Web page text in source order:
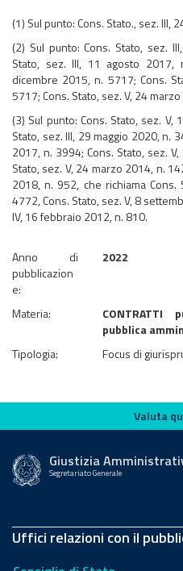
(1) Sul punto: Cons. Stato., sez. III,
(2) Sul punto: Cons. Stato, sez.
Stato, sez. III, 11 agosto 2017,
dicembre 2015, n. 5717; Cons.
5717; Cons. Stato, sez. V, 24
(3) Sul punto: Cons. Stato, sez.
Stato, sez. III, 29 maggio 2020, n.
2017, n. 3994; Cons. Stato, sez.
Stato, sez. V, 24 marzo 2014, n.
2018, n. 952, che richiama
4772, Cons. Stato, sez. V, 8
IV, 16 febbraio 2012, n. 810.
Anno di
pubblicazion
e:
2022
Materia:
pubblica
Tipologia:
Focus di
Valuta questoValuta
Giustizia
Segretariato Generale
Uffici relazioni con il